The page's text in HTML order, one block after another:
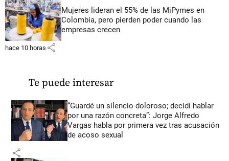
Mujeres lideran el 55% de las MiPymes en
Colombia, pero pierden poder cuando las
empresas crecen
hace 10 horas share
Te puede interesar
“Guardé un silencio doloroso; decidí hablar
por una razón concreta”: Jorge Alfredo
Vargas habla por primera vez tras acusación
de acoso sexual
share